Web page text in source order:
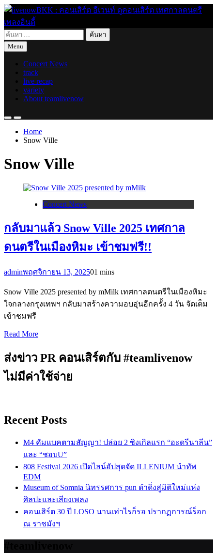
Skip
content
livenowBKK : คอนเสิร์ต อีเวนท์ ดูคอนเสิร์ต เทศกาลดนตรี เพลง
อินดี้
live for today
ค้นหา
สำหรับ:
Menu
Concert News
track
live recap
variety
About teamlivenow
Home
Snow Ville
Snow Ville
Concert News
กลับมาแล้ว Snow Ville 2025 เทศกาล
ดนตรีในเมืองหิมะ เข้าชมฟรี!!
adminพฤศจิกายน 13, 202501 mins
Snow Ville 2025 presented by mMilk เทศกาลดนตรีในเมืองหิมะ
ใจกลางกรุงเทพฯ กลับมาสร้างความอบอุ่นอีกครั้ง 4 วัน จัดเต็ม
เข้าชมฟรี
Read More
ส่งข่าว PR คอนเสิร์ตกับ #teamlivenow
ไม่มีค่าใช้จ่าย
Recent Posts
M4 คัมแบคตามสัญญา! ปล่อย 2 ซิงเกิลแรก “อะดรีนาลีน”
และ “ชอบU”
808 Festival 2026 เปิดไลน์อัปสุดจัด ILLENIUM นำทัพ
EDM
Museum of Somnia นิทรรศการ pun ดำดิ่งสู่มิติใหม่แห่ง
ศิลปะและเสียงเพลง
คอนเสิร์ต 30 ปี LOSO นานเท่าไรก็รอ ปรากฏการณ์ร็อก
ณ ราชมังฯ